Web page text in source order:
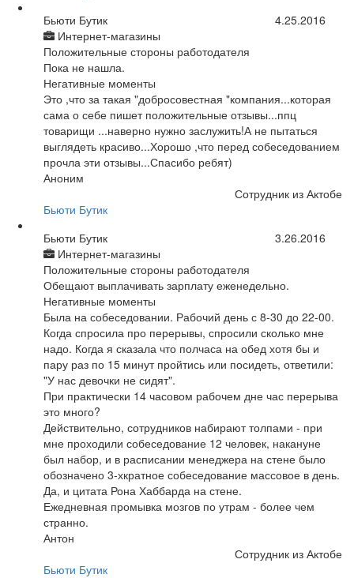
Бьюти Бутик
Интернет-магазины
4.25.2016
Положительные стороны работодателя
Пока не нашла.
Негативные моменты
Это ,что за такая "добросовестная "компания...которая
сама о себе пишет положительные отзывы...ппц
товарищи ...наверно нужно заслужить!А не пытаться
выглядеть красиво...Хорошо ,что перед собеседованием
прочла эти отзывы...Спасибо ребят)
Аноним
Сотрудник из Актобе
Бьюти Бутик
Бьюти Бутик
Интернет-магазины
3.26.2016
Положительные стороны работодателя
Обещают выплачивать зарплату еженедельно.
Негативные моменты
Была на собеседовании. Рабочий день с 8-30 до 22-00.
Когда спросила про перерывы, спросили сколько мне
надо. Когда я сказала что полчаса на обед хотя бы и
пару раз по 15 минут пройтись или посидеть, ответили:
"У нас девочки не сидят".
При практически 14 часовом рабочем дне час перерыва
это много?
Действительно, сотрудников набирают толпами - при
мне проходили собеседование 12 человек, накануне
был набор, и в расписании менеджера на стене было
обозначено 3-хкратное собеседование массовое в день.
Да, и цитата Рона Хаббарда на стене.
Ежедневная промывка мозгов по утрам - более чем
странно.
Антон
Сотрудник из Актобе
Бьюти Бутик